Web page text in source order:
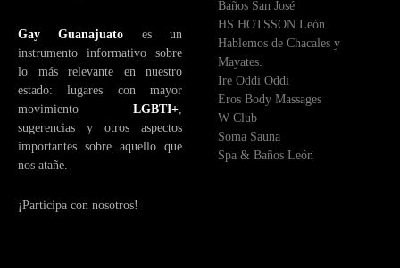
Gay Guanajuato es un
instrumento informativo sobre
lo más relevante en nuestro
estado: lugares con mayor
movimiento LGBTI+
sugerencias y otros aspectos
importantes sobre aquello que
nos atañe.
¡Participa con nosotros!
Baños San José
HS HOTSSON León
Hablemos de Chacales y
Mayates.
Ire Oddi Oddi
Eros Body Massages
W Club
Soma Sauna
Spa & Baños León